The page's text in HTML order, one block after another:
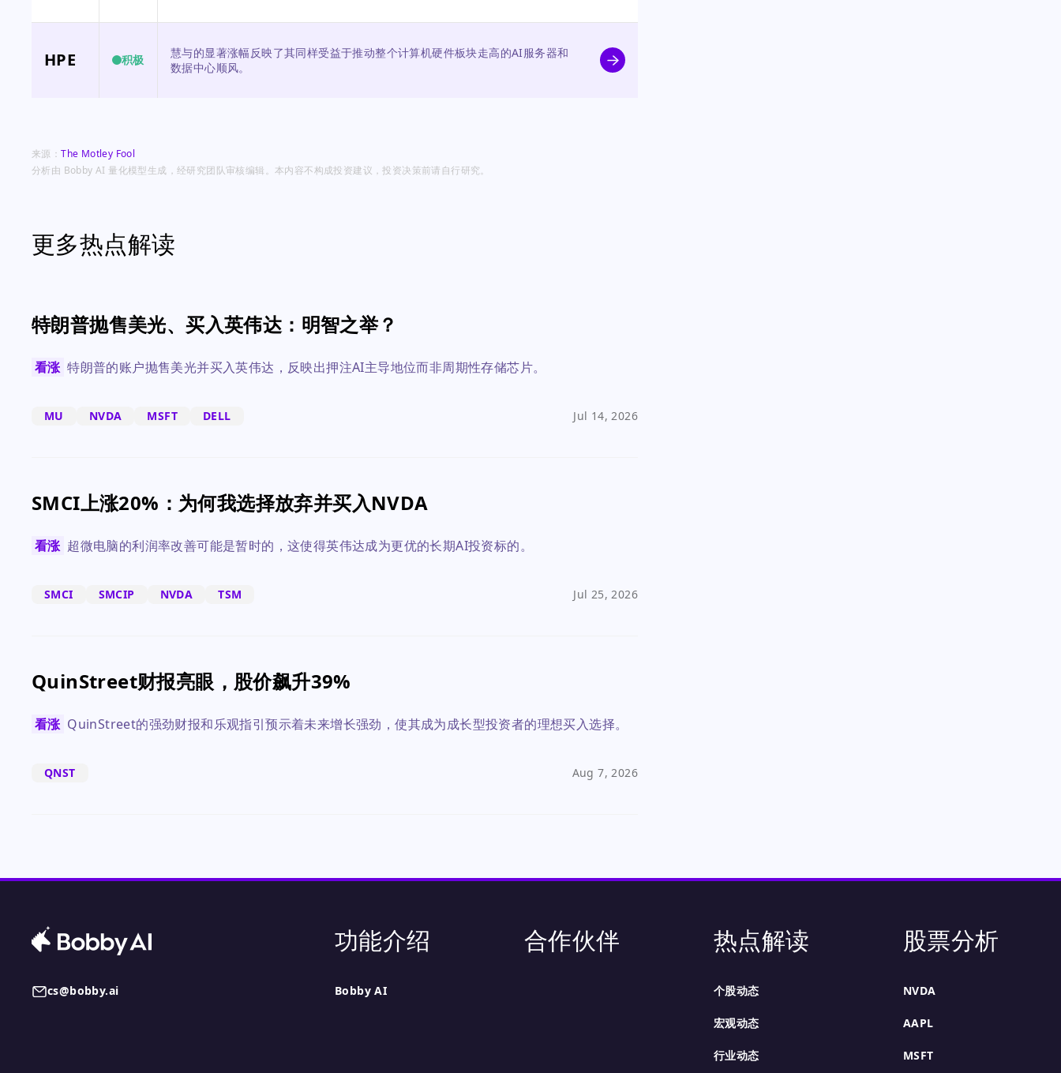
HPE 积极
慧与的显著涨幅反映了其同样受益于推动整个计算机硬件板块走高的AI服务器和
数据中心顺风。
来源：The Motley Fool
分析由 Bobby AI 量化模型生成，经研究团队审核编辑。本内容不构成投资建议，投资决策前请自行研究。
更多热点解读
特朗普抛售美光、买入英伟达：明智之举？
看涨 特朗普的账户抛售美光并买入英伟达，反映出押注AI主导地位而非周期性存储芯片。
MU NVDA MSFT DELL Jul 14, 2026
SMCI上涨20%：为何我选择放弃并买入NVDA
看涨 超微电脑的利润率改善可能是暂时的，这使得英伟达成为更优的长期AI投资标的。
SMCI SMCIP NVDA TSM Jul 25, 2026
QuinStreet财报亮眼，股价飙升39%
看涨 QuinStreet的强劲财报和乐观指引预示着未来增长强劲，使其成为成长型投资者的理想买入选择。
QNST Aug 7, 2026
cs@bobby.ai
功能介绍
Bobby AI
合作伙伴 热点解读
个股动态
宏观动态
行业动态
股票分析
NVDA
AAPL
MSFT